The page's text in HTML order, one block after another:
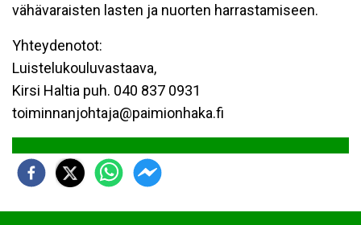
vähävaraisten lasten ja nuorten harrastamiseen.
Yhteydenotot:
Luistelukouluvastaava,
Kirsi Haltia puh. 040 837 0931
toiminnanjohtaja@paimionhaka.fi